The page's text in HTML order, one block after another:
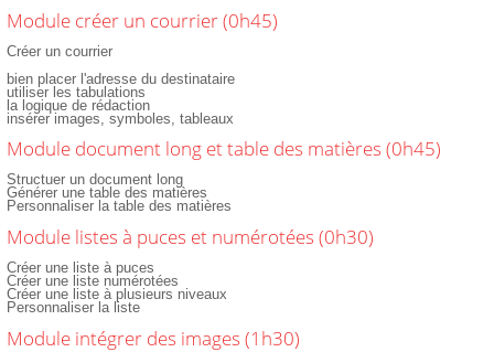
Module créer un courrier (0h45)
Créer un courrier
bien placer l'adresse du destinataire
utiliser les tabulations
la logique de rédaction
insérer images, symboles, tableaux
Module document long et table des matières (0h45)
Structuer un document long
Générer une table des matières
Personnaliser la table des matières
Module listes à puces et numérotées (0h30)
Créer une liste à puces
Créer une liste numérotées
Créer une liste à plusieurs niveaux
Personnaliser la liste
Module intégrer des images (1h30)